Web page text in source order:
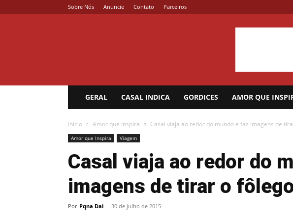
Sobre Nós Anuncie Contato Parceiros
GERAL CASAL INDICA GORDICES AMOR QUE
Início Amor que Inspira Casal viaja ao redor do mundo e faz imagens de
Amor que Inspira Viagem
Casal viaja ao redor do
imagens de tirar o
Por Pqna Dai - 30 de julho de 2015